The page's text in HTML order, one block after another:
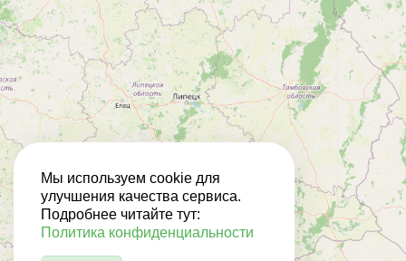
Мы используем cookie для
улучшения качества сервиса.
Подробнее читайте тут:
Политика конфиденциальности